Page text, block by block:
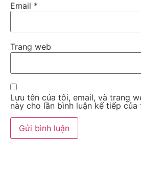
Email *
Trang web
Lưu tên của tôi, email, và trang
này cho lần bình luận kế tiếp của